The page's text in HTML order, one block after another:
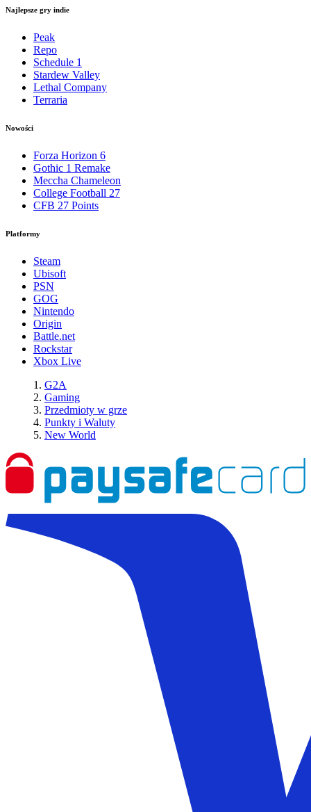
Najlepsze gry indie
Peak
Repo
Schedule 1
Stardew Valley
Lethal Company
Terraria
Nowości
Forza Horizon 6
Gothic 1 Remake
Meccha Chameleon
College Football 27
CFB 27 Points
Platformy
Steam
Ubisoft
PSN
GOG
Nintendo
Origin
Battle.net
Rockstar
Xbox Live
G2A
Gaming
Przedmioty w grze
Punkty i Waluty
New World